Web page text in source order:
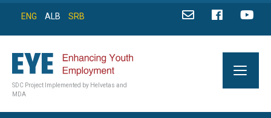
ENG ALB SRB
SDC Project Implemented by Helvetas and
MDA